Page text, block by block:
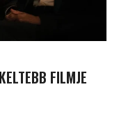
FILMJE